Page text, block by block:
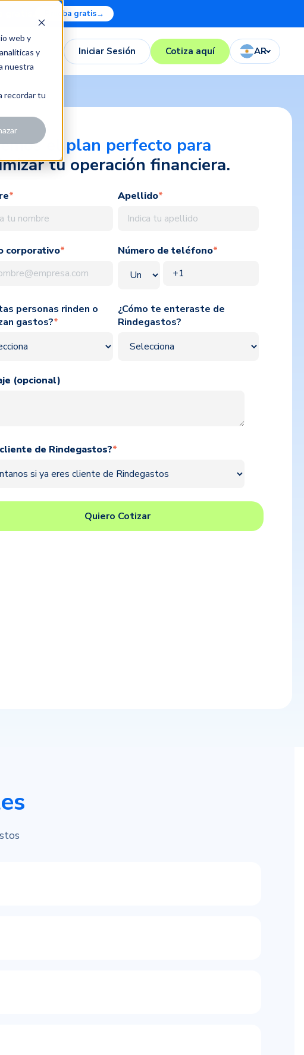
web y
y
nuestra
recordar tu
Prueba gratis→
Iniciar Sesión Cotiza aquí AR
el plan perfecto para
tu operación financiera.
* Apellido*
corporativo* Número de teléfono*
personas rinden o
gastos?*
¿Cómo te enteraste de
Rindegastos?
(opcional)
de Rindegastos?*